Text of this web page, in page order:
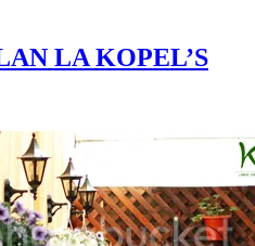
LA KOPEL’S